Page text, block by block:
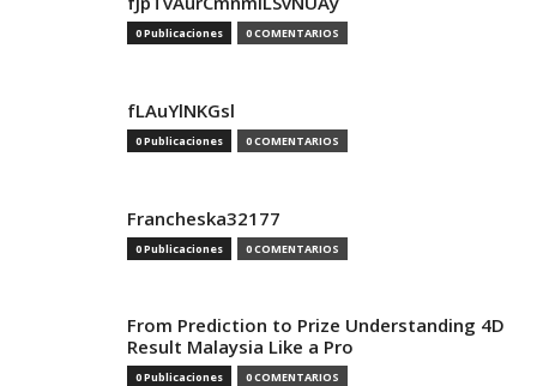
0 Publicaciones 0 COMENTARIOS
fLAuYlNKGsl
0 Publicaciones 0 COMENTARIOS
Francheska32177
0 Publicaciones 0 COMENTARIOS
From Prediction to Prize Understanding 4D
Result Malaysia Like a Pro
0 Publicaciones 0 COMENTARIOS